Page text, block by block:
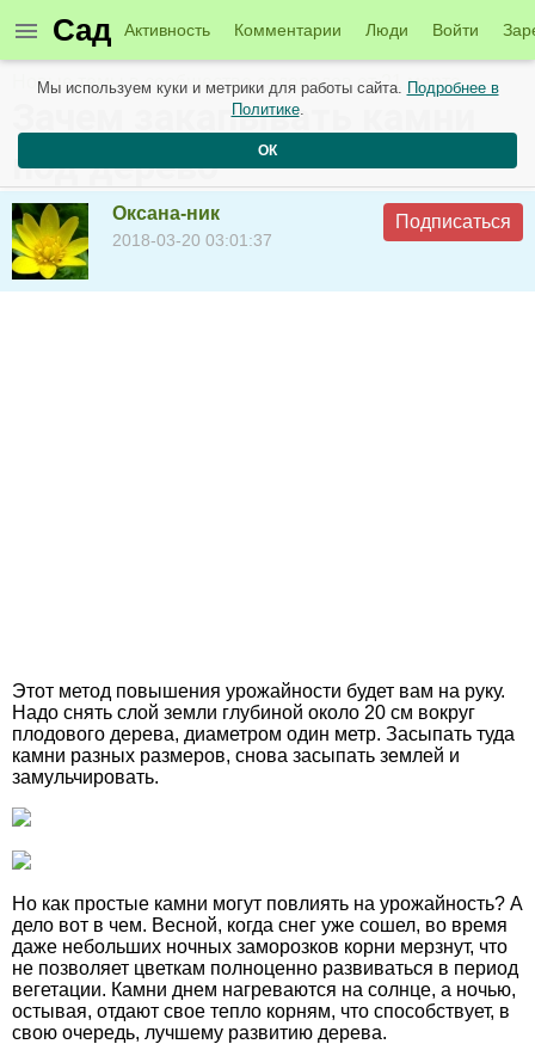
Сад Активность Комментарии Люди Войти
Новые темы в сообществе садоводов от 21 марта
Зачем закапывать камни
под дерево
Оксана-ник
2018-03-20 03:01:37
Подписаться
Этот метод повышения урожайности будет вам на руку.
Надо снять слой земли глубиной около 20 см вокруг
плодового дерева, диаметром один метр. Засыпать туда
камни разных размеров, снова засыпать землей и
замульчировать.
Но как простые камни могут повлиять на урожайность? А
дело вот в чем. Весной, когда снег уже сошел, во время
даже небольших ночных заморозков корни мерзнут, что
не позволяет цветкам полноценно развиваться в период
вегетации. Камни днем нагреваются на солнце, а ночью,
остывая, отдают свое тепло корням, что способствует, в
свою очередь, лучшему развитию дерева.
Мы используем куки и метрики для работы сайта. Подробнее в
Политике.
ОК